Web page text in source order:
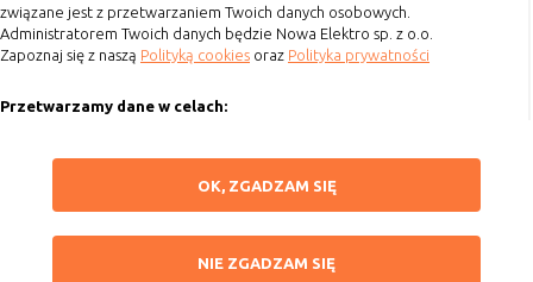
związane jest z przetwarzaniem Twoich danych osobowych.
Administratorem Twoich danych będzie Nowa Elektro sp. z o.o.
Zapoznaj się z naszą Polityką cookies oraz Polityka prywatności
Przetwarzamy dane w celach:
treści i reklam oraz ich pomiaru, tworzenia statystyk, poprawy
marketingowe lub prezentować je w serwisie.
OK, ZGADZAM SIĘ
NIE ZGADZAM SIĘ
NIE ZGADZAM SIĘ
Kontakt
Szybki kontakt
Godziny otwarcia: Pon.-Pt. 8-16
sklep@elektrozysk.pl
Dołącz do nas